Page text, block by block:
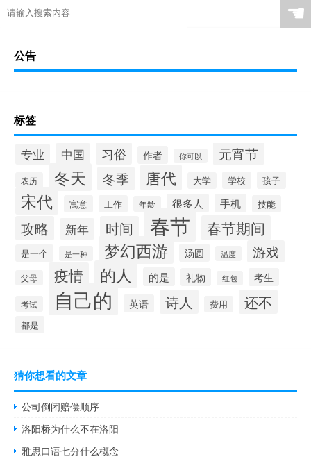
☚
公告
标签
专业 中国 习俗 作者 你可以 元宵节
农历 冬天 冬季 唐代 大学 学校 孩子
宋代 寓意 工作 年龄 很多人 手机 技能
攻略 新年 时间 春节 春节期间
是一个 是一种 梦幻西游 汤圆 温度 游戏
父母 疫情 的人 的是 礼物 红包 考生
考试 自己的 英语 诗人 费用 还不
都是
猜你想看的文章
公司倒闭赔偿顺序
洛阳桥为什么不在洛阳
雅思口语七分什么概念